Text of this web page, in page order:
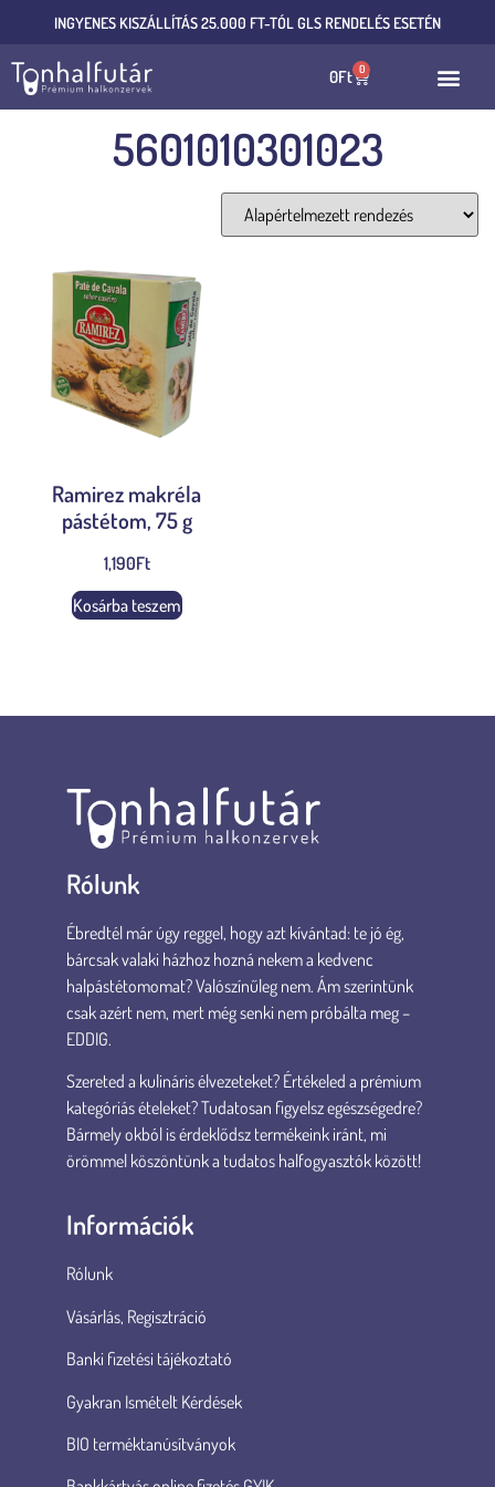
INGYENES KISZÁLLÍTÁS 25.000 FT-TÓL GLS RENDELÉS ESETÉN
0Ft 0
5601010301023
Ramirez makréla
pástétom, 75 g
1,190Ft
Kosárba teszem
Rólunk
Ébredtél már úgy reggel, hogy azt kívántad: te jó ég,
bárcsak valaki házhoz hozná nekem a kedvenc
halpástétomomat? Valószínűleg nem. Ám szerintünk
csak azért nem, mert még senki nem próbálta meg –
EDDIG.
Szereted a kulináris élvezeteket? Értékeled a prémium
kategóriás ételeket? Tudatosan figyelsz egészségedre?
Bármely okból is érdeklődsz termékeink iránt, mi
örömmel köszöntünk a tudatos halfogyasztók között!
Információk
Rólunk
Vásárlás, Regisztráció
Banki fizetési tájékoztató
Gyakran Ismételt Kérdések
BIO terméktanúsítványok